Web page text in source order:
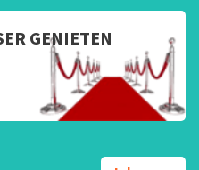
GENIETEN